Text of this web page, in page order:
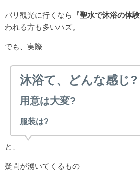
バリ観光に行くなら 『聖水で沐浴の体験
われる方も多いハズ。
でも、実際
沐浴て、どんな感じ?
用意は大変?
服装は?
と、
疑問が湧いてくるもの